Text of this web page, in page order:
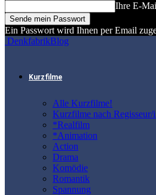
Ihre E-
Ein Passwort wird Ihnen per Email
DenkfabrikBlog
Kurzfilme
Alle Kurzfilme!
Kurzfilme nach
*Realfilm
*Animation
Action
Drama
Komödie
Romantik
Spannung